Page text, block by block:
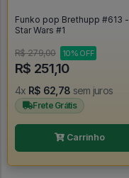
Funko pop Brethupp #613 -
Star Wars #1
R$ 279,00 10% OFF
R$ 251,10
4x R$ 62,78 sem juros
Frete Grátis
Carrinho